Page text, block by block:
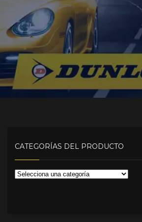
CATEGORÍAS DEL PRODUCTO